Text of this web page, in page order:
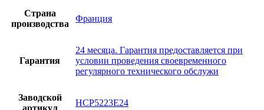
Страна
производства
Франция
Гарантия
24 месяца. Гарантия предоставляется при
условии проведения своевременного
регулярного технического обслужи
Заводской
артикул
HCP5223E24